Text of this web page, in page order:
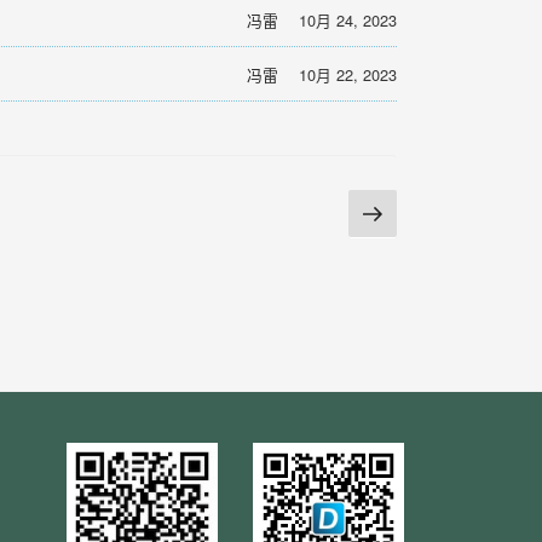
冯雷 10月 24, 2023
冯雷 10月 22, 2023